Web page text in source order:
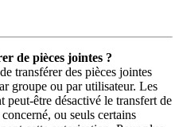
de pièces jointes ?
transférer des pièces jointes
groupe ou par utilisateur. Les
peut-être désactivé le transfert de
ou seuls certains